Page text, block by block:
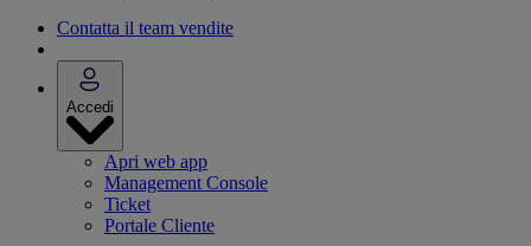
Contatta il team vendite
Accedi
Apri web app
Management Console
Ticket
Portale Cliente